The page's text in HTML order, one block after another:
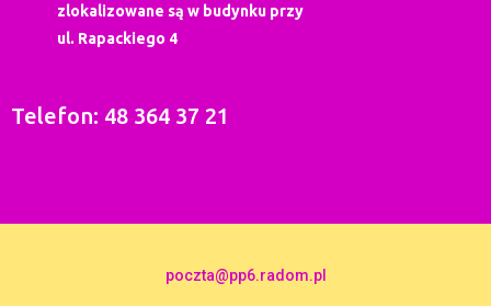
zlokalizowane są w budynku przy
ul. Rapackiego 4
Telefon: 48 364 37 21
poczta@pp6.radom.pl